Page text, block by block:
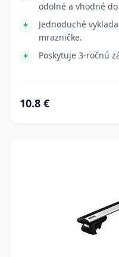
odolné a vhodné do
Jednoduché
mrazničke.
Poskytuje 3-ročnú
10.8 €